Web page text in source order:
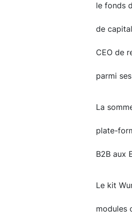
le fonds
de
CEO de
parmi
La
plate-
B2B aux
Le kit
modules